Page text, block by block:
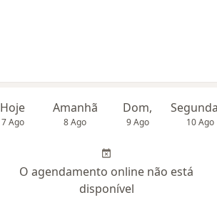
Hoje
7 Ago
Amanhã
8 Ago
Dom,
9 Ago 10 Ago
O agendamento online não está
disponível